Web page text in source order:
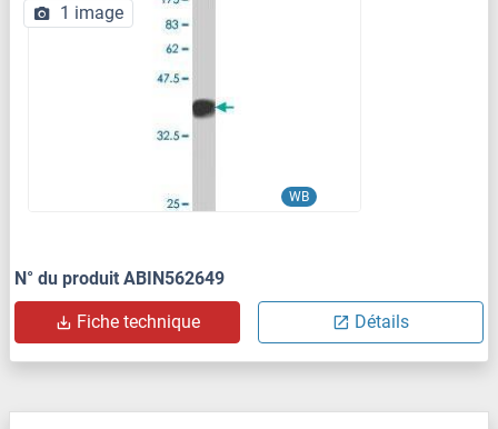
WB
1 image
N° du produit ABIN562649
Fiche technique Détails